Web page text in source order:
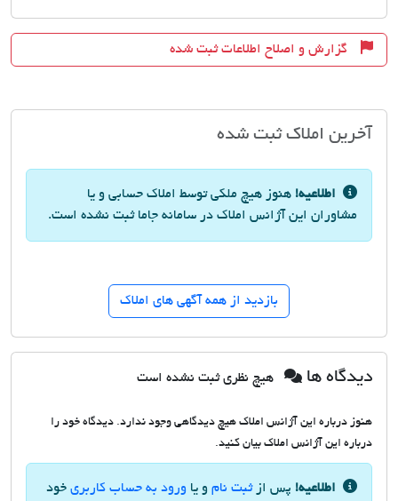
گزارش و اصلاح اطلاعات ثبت شده
آخرین املاک ثبت شده
اطلاعیه! هنوز هیچ ملکی توسط املاک حسابی و یا
مشاوران این آژانس املاک در سامانه جاما ثبت نشده است.
بازدید از همه آگهی های املاک
دیدگاه ها هیچ نظری ثبت نشده است
هنوز درباره این آژانس املاک هیچ دیدگاهی وجود ندارد. دیدگاه خود را
درباره این آژانس املاک بیان کنید.
اطلاعیه! پس ازثبت نام و یا ورود به حساب کاربری خود